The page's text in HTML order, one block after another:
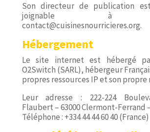
Son directeur de publication
joignable à
contact@cuisinesnourricieres.org.
Hébergement
Le site internet est hébergé
O2Switch (SARL), hébergeur
propres ressources IP et son propre
Leur adresse : 222-224
Flaubert – 63000 Clermont-Ferrand
Téléphone : +334 44 44 60 40 (France)